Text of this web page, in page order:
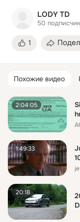
LODY TD
50
1
Похожие видео
2:04:05
1:49:33
20:18